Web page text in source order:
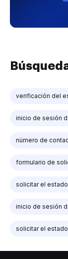
verificación del
inicio de sesión
número de
formulario de
solicitar el
inicio de sesión
solicitar el